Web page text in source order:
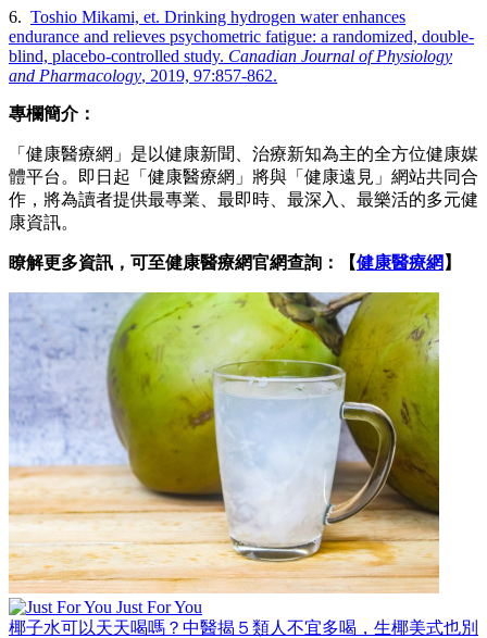
6. Toshio Mikami, et. Drinking hydrogen water enhances
endurance and relieves psychometric fatigue: a randomized, double-
blind, placebo-controlled study. Canadian Journal of Physiology
and Pharmacology, 2019, 97:857-862.
專欄簡介：
「健康醫療網」是以健康新聞、治療新知為主的全方位健康媒
體平台。即日起「健康醫療網」將與「健康遠見」網站共同合
作，將為讀者提供最專業、最即時、最深入、最樂活的多元健
康資訊。
瞭解更多資訊，可至健康醫療網官網查詢：【健康醫療網 】
Just For You
椰子水可以天天喝嗎？中醫揭５類人不宜多喝，生椰美式也別